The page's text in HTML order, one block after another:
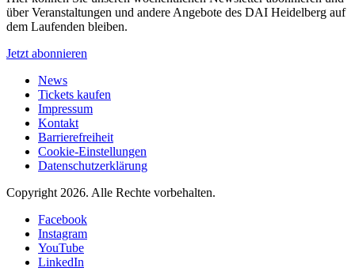
über Veranstaltungen und andere Angebote des DAI Heidelberg auf
dem Laufenden bleiben.
Jetzt abonnieren
News
Tickets kaufen
Impressum
Kontakt
Barrierefreiheit
Cookie-Einstellungen
Datenschutzerklärung
Copyright 2026. Alle Rechte vorbehalten.
Facebook
Instagram
YouTube
LinkedIn